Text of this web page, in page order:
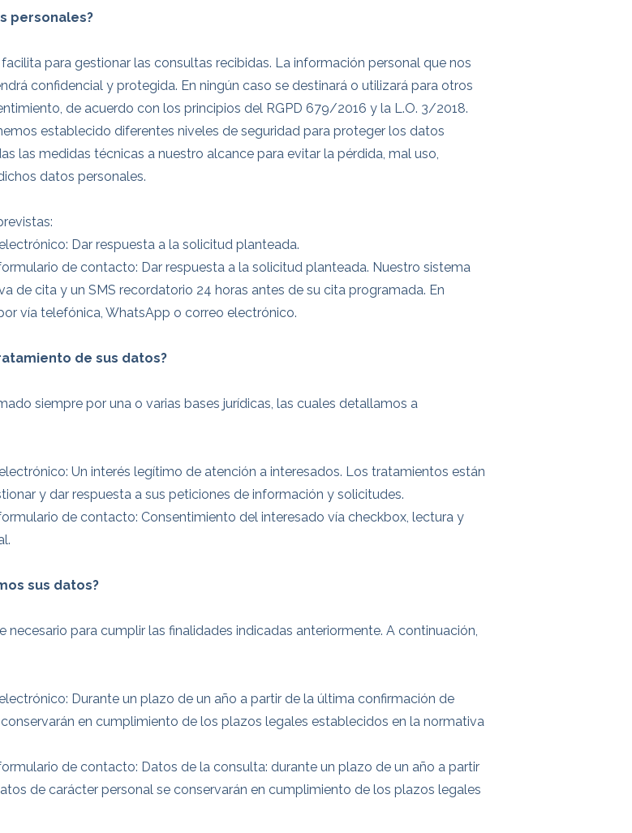
personales?
para gestionar las consultas recibidas. La información personal que nos
confidencial y protegida. En ningún caso se destinará o utilizará para otros
de acuerdo con los principios del RGPD 679/2016 y la L.O. 3/2018.
establecido diferentes niveles de seguridad para proteger los datos
las medidas técnicas a nuestro alcance para evitar la pérdida, mal uso,
datos personales.
Dar respuesta a la solicitud planteada.
de contacto: Dar respuesta a la solicitud planteada. Nuestro sistema
de cita y un SMS recordatorio 24 horas antes de su cita programada. En
vía telefónica, WhatsApp o correo electrónico.
de sus datos?
siempre por una o varias bases jurídicas, las cuales detallamos a
Un interés legítimo de atención a interesados. Los tratamientos están
y dar respuesta a sus peticiones de información y solicitudes.
de contacto: Consentimiento del interesado vía checkbox, lectura y
sus datos?
para cumplir las finalidades indicadas anteriormente. A continuación,
Durante un plazo de un año a partir de la última confirmación de
en cumplimiento de los plazos legales establecidos en la normativa
de contacto: Datos de la consulta: durante un plazo de un año a partir
de carácter personal se conservarán en cumplimiento de los plazos legales